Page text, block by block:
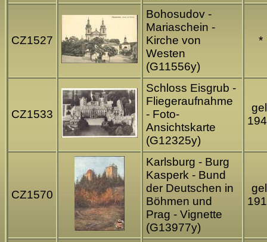
CZ1527
Bohosudov -
Mariaschein -
Kirche von
Westen
(G11556y)
*
CZ1533
Schloss Eisgrub -
Fliegeraufnahme
- Foto-
Ansichtskarte
(G12325y)
CZ1570
Karlsburg - Burg
Kasperk - Bund
der Deutschen in
Böhmen und
Prag - Vignette
(G13977y)